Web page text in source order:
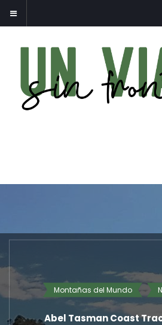
SENDERISMO
Schäfler, Ageteplatte